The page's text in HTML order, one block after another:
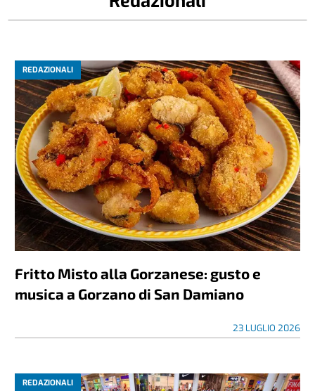
REDAZIONALI
Fritto Misto alla Gorzanese: gusto e
musica a Gorzano di San Damiano
23 LUGLIO 2026
REDAZIONALI